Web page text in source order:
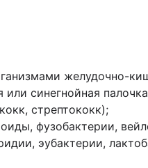
желудочно-
синегнойная
стрептококк);
фузобактерии,
эубактерии,